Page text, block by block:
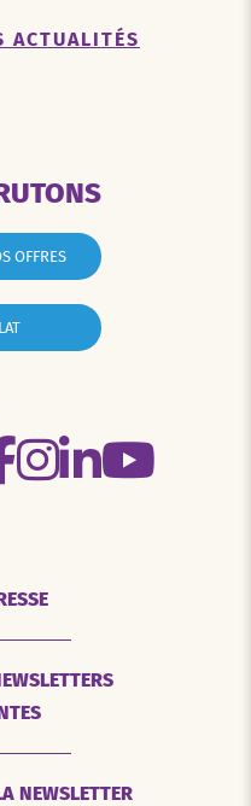
ACTUALITÉS
OFFRES
NEWSLETTER